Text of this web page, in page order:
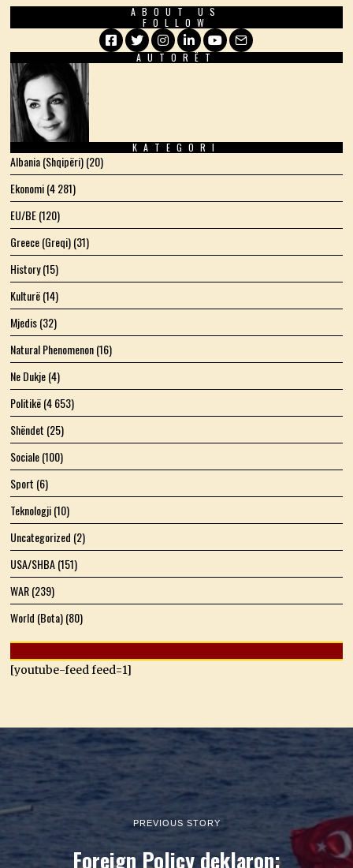
ABOUT US
FOLLOW
Facebook
TwitterInstagram
LinkedIn
YouTube
Email
AUTORËT
KATEGORI
Albania (Shqipëri)(20)
Ekonomi(4 281)
EU/BE(120)
Greece (Greqi)(31)
History(15)
Kulturë(14)
Mjedis(32)
Natural Phenomenon(16)
Ne Dukje(4)
Politikë(4 653)
Shëndet (25)
Sociale(100)
Sport (6)
Teknologji(10)
Uncategorized (2)
USA/SHBA(151)
WAR(239)
World (Bota)(80)
[youtube-feed feed=1]
PREVIOUS STORY
Foreign Policy deklaron: